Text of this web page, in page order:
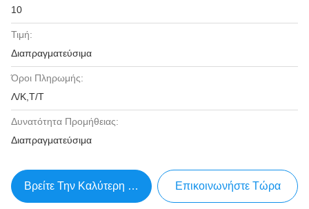
10
Τιμή:
Διαπραγματεύσιμα
Όροι Πληρωμής:
Λ/Κ,Τ/Τ
Δυνατότητα Προμήθειας:
Διαπραγματεύσιμα
Βρείτε Την Καλύτερη Τιμή Επικοινωνήστε Τώρα